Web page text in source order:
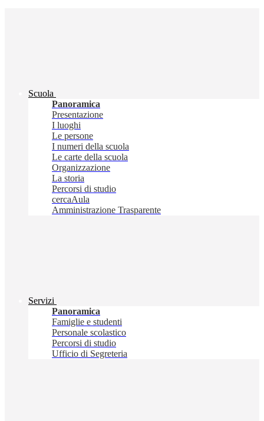
Scuola
Panoramica
Presentazione
I luoghi
Le persone
I numeri della scuola
Le carte della scuola
Organizzazione
La storia
Percorsi di studio
cercaAula
Amministrazione Trasparente
Servizi
Panoramica
Famiglie e studenti
Personale scolastico
Percorsi di studio
Ufficio di Segreteria